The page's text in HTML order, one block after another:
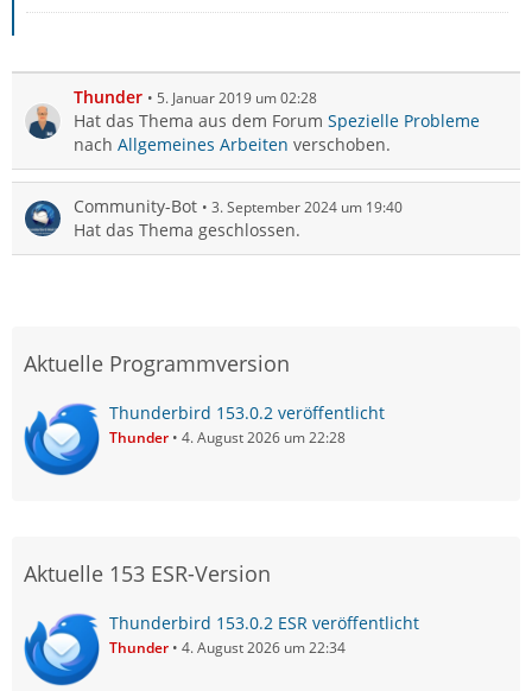
Thunder 5. Januar 2019 um 02:28
Hat das Thema aus dem Forum Spezielle Probleme
nach Allgemeines Arbeiten verschoben.
Community-Bot 3. September 2024 um 19:40
Hat das Thema geschlossen.
Aktuelle Programmversion
Thunderbird 153.0.2 veröffentlicht
Thunder 4. August 2026 um 22:28
Aktuelle 153 ESR-Version
Thunderbird 153.0.2 ESR veröffentlicht
Thunder 4. August 2026 um 22:34